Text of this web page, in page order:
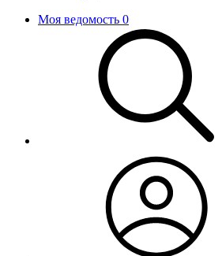
Моя ведомость 0